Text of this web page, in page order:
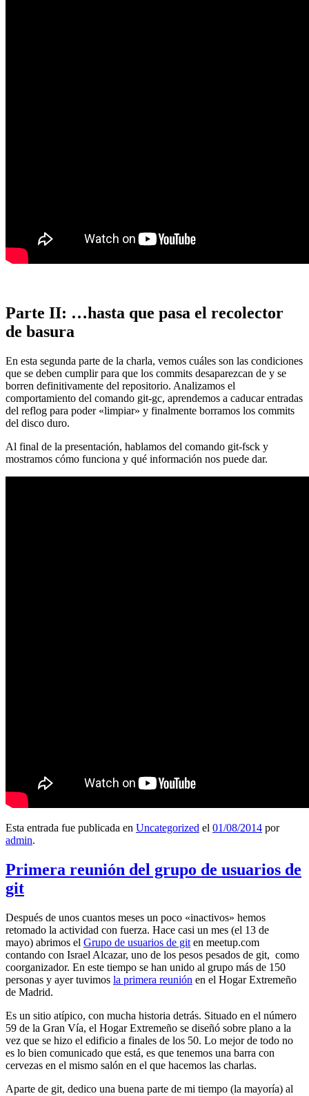
Parte II: …hasta que pasa el recolector
de basura
En esta segunda parte de la charla, vemos cuáles son las condiciones
que se deben cumplir para que los commits desaparezcan de y se
borren definitivamente del repositorio. Analizamos el
comportamiento del comando git-gc, aprendemos a caducar entradas
del reflog para poder «limpiar» y finalmente borramos los commits
del disco duro.
Al final de la presentación, hablamos del comando git-fsck y
mostramos cómo funciona y qué información nos puede dar.
Esta entrada fue publicada en Uncategorized el 01/08/2014 por
admin.
Primera reunión del grupo de usuarios de
git
Después de unos cuantos meses un poco «inactivos» hemos
retomado la actividad con fuerza. Hace casi un mes (el 13 de
mayo) abrimos el Grupo de usuarios de git en meetup.com
contando con Israel Alcazar, uno de los pesos pesados de git, como
coorganizador. En este tiempo se han unido al grupo más de 150
personas y ayer tuvimos la primera reunión en el Hogar Extremeño
de Madrid.
Es un sitio atípico, con mucha historia detrás. Situado en el número
59 de la Gran Vía, el Hogar Extremeño se diseñó sobre plano a la
vez que se hizo el edificio a finales de los 50. Lo mejor de todo no
es lo bien comunicado que está, es que tenemos una barra con
cervezas en el mismo salón en el que hacemos las charlas.
Aparte de git, dedico una buena parte de mi tiempo (la mayoría) al